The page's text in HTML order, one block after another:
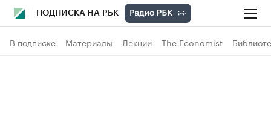
ПОДПИСКА НА РБК
В подписке Материалы Лекции The Economist